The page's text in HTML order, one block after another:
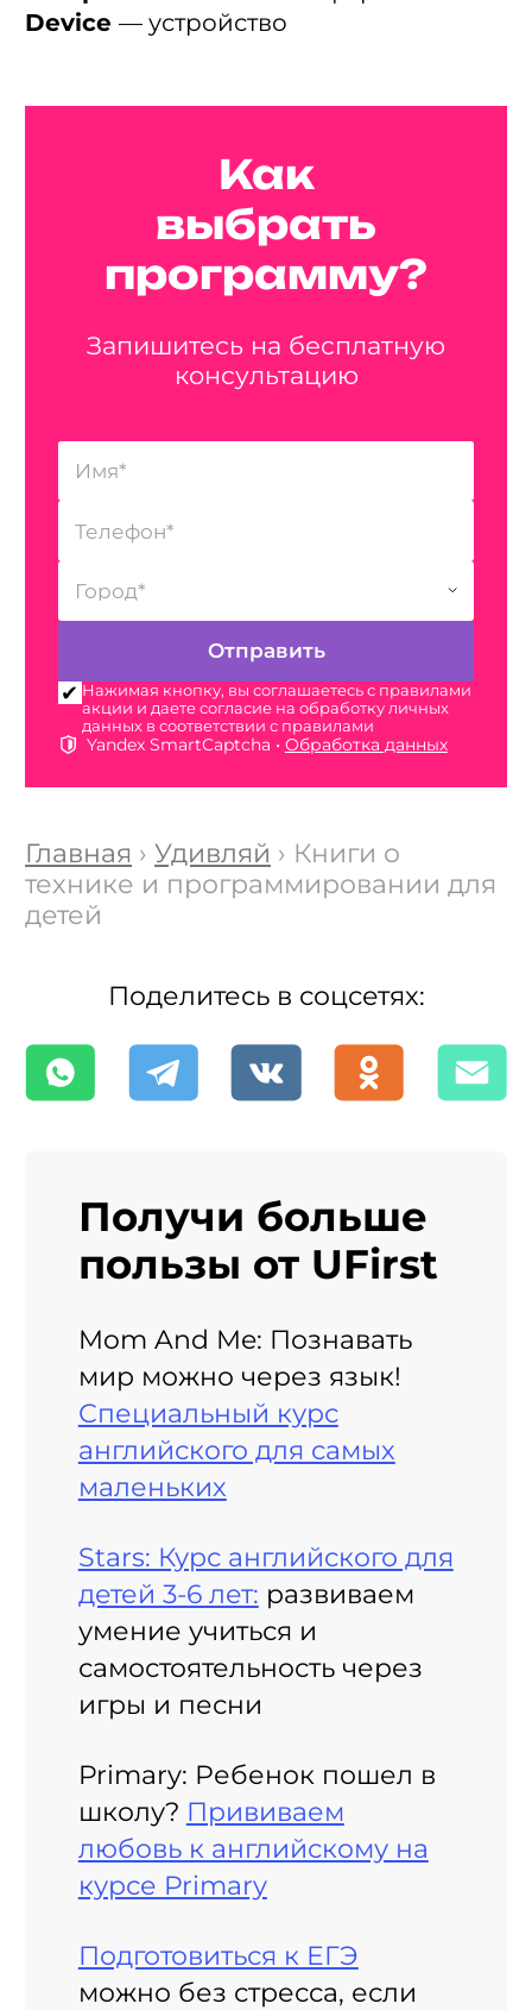
Device — устройство
Как
выбрать
программу?
Запишитесь на бесплатную
консультацию
Нажимая кнопку, вы соглашаетесь с правилами
акции и даете согласие на обработку личных
данных в соответствии с правилами
Yandex SmartCaptcha • Обработка данных
Главная › Удивляй › Книги о
технике и программировании для
детей
Поделитесь в соцсетях:
Получи больше
пользы от UFirst
Mom And Me: Познавать
мир можно через язык!
Специальный курс
английского для самых
маленьких
Stars: Курс английского для
детей 3-6 лет: развиваем
умение учиться и
самостоятельность через
игры и песни
Primary: Ребенок пошел в
школу? Прививаем
любовь к английскому на
курсе Primary
Подготовиться к ЕГЭ
можно без стресса, если